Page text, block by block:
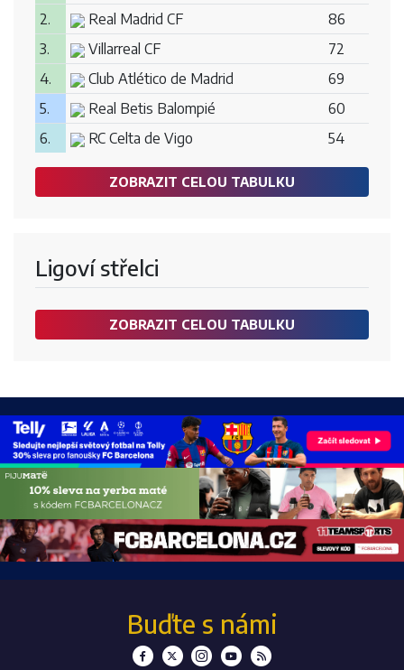
2.
Real Madrid CF
86
3.
Villarreal CF
72
4.
Club Atlético de Madrid
69
5.
Real Betis Balompié
60
6.
RC Celta de Vigo 54
ZOBRAZIT CELOU TABULKU
Ligoví střelci
ZOBRAZIT CELOU TABULKU
Buďte s námi